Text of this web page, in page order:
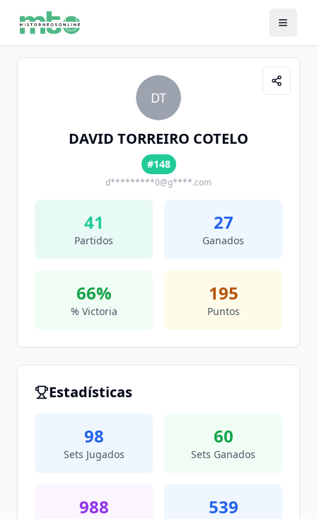
DT
DAVID TORREIRO COTELO
#148
d*********0@g****.com
41
Partidos
27
Ganados
66%
% Victoria
195
Puntos
Estadísticas
98
Sets Jugados
60
Sets Ganados
988 539